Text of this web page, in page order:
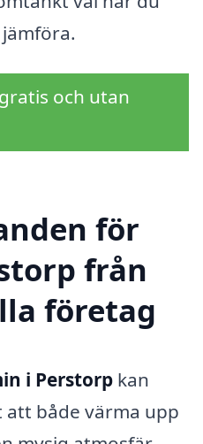
och utan
för
från
företag
i Perstorp kan
både värma upp